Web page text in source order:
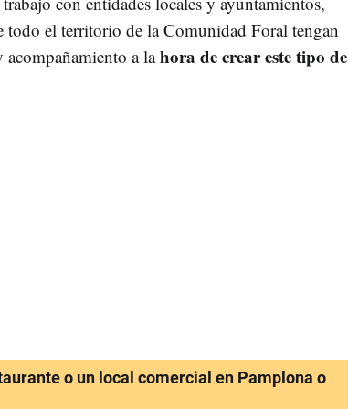
todo el territorio de la Comunidad Foral tengan
acompañamiento a lahora de crear este tipo de
o un local comercial en Pamplona o